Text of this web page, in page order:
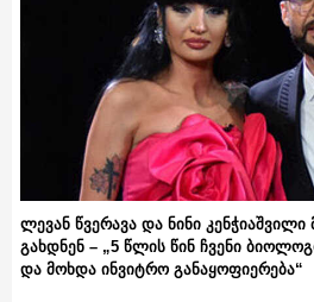
ლევან წვერავა და ნინი
გახდნენ – „5 წლის წინ ჩვენი
და მოხდა ინვიტრო განაყოფიერება“